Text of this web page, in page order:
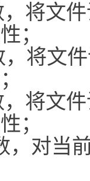
，将文
；
，将
，将文
；
，对当